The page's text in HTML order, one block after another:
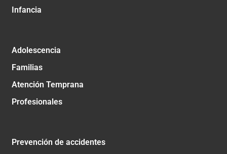
Infancia
Adolescencia
Familias
Atención Temprana
Profesionales
Prevención de accidentes